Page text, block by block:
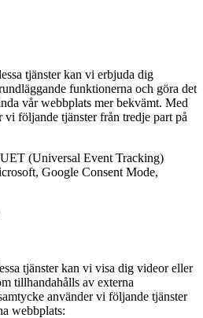
tjänster kan vi erbjuda dig
funktionerna och göra det
vår webbplats mer bekvämt. Med
vi följande tjänster från tredje part på
(Universal Event Tracking)
Google Consent Mode,
tjänster kan vi visa dig videor eller
tillhandahålls av externa
använder vi följande tjänster
webbplats: